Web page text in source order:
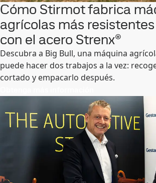
Cómo Stirmot fabrica
agrícolas más
con el acero Strenx®
Descubra a Big Bull, una máquina
puede hacer dos trabajos a la vez:
cortado y empacarlo después.